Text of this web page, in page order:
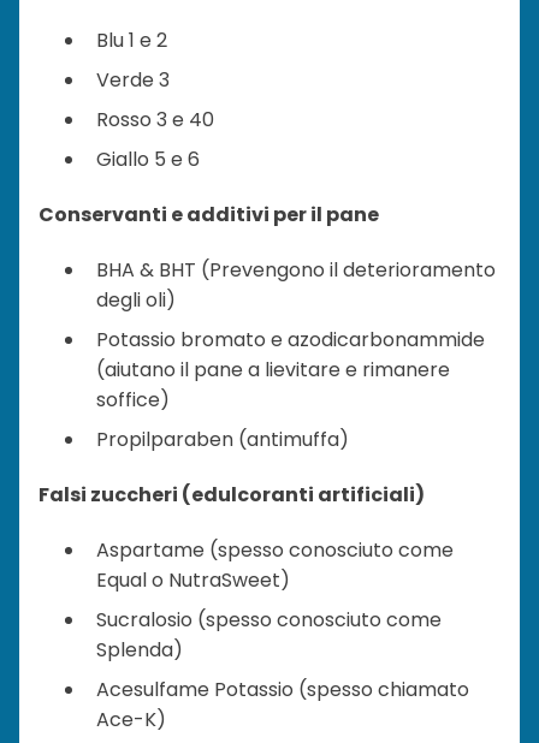
Blu 1 e 2
Verde 3
Rosso 3 e 40
Giallo 5 e 6
Conservanti e additivi per il pane
BHA & BHT (Prevengono il deterioramento
degli oli)
Potassio bromato e azodicarbonammide
(aiutano il pane a lievitare e rimanere
soffice)
Propilparaben (antimuffa)
Falsi zuccheri (edulcoranti artificiali)
Aspartame (spesso conosciuto come
Equal o NutraSweet)
Sucralosio (spesso conosciuto come
Splenda)
Acesulfame Potassio (spesso chiamato
Ace-K)